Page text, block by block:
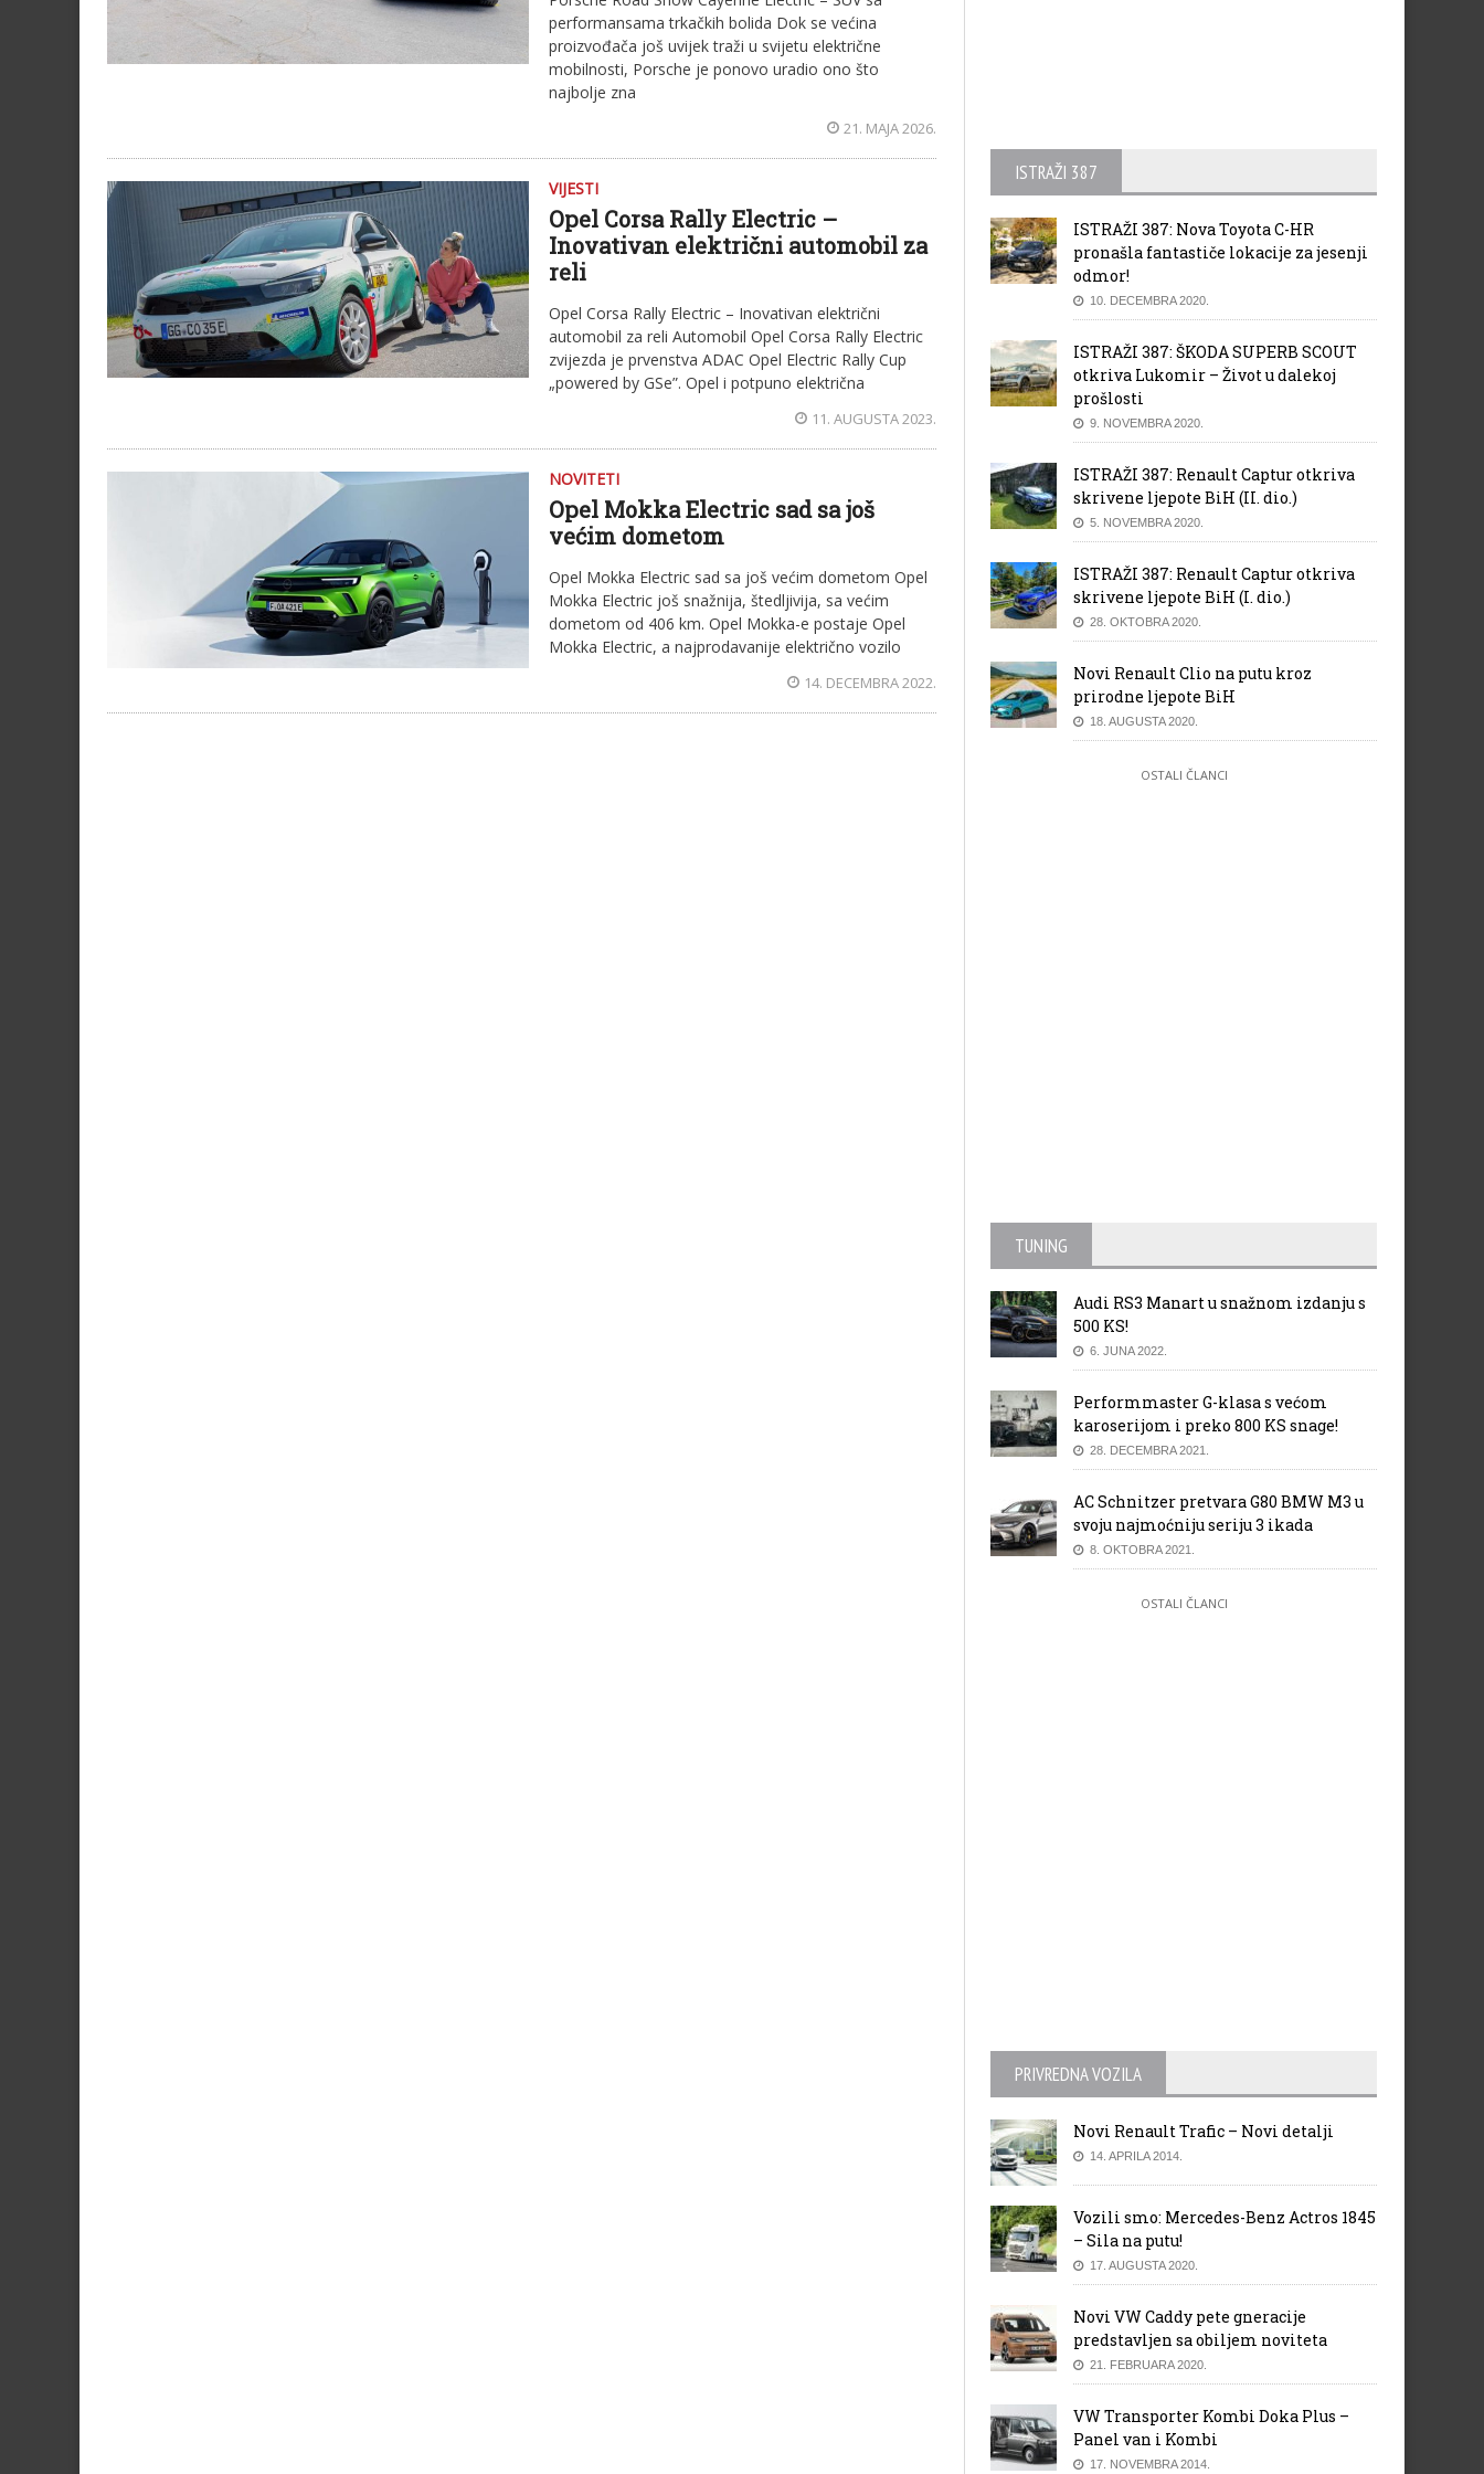
performansama trkačkih bolida Dok se većina
proizvođača još uvijek traži u svijetu električne
mobilnosti, Porsche je ponovo uradio ono što
najbolje zna
21. MAJA 2026.
VIJESTI
Opel Corsa Rally Electric –
Inovativan električni automobil za
reli
Opel Corsa Rally Electric – Inovativan električni
automobil za reli Automobil Opel Corsa Rally Electric
zvijezda je prvenstva ADAC Opel Electric Rally Cup
„powered by GSe”. Opel i potpuno električna
11. AUGUSTA 2023.
NOVITETI
Opel Mokka Electric sad sa još
većim dometom
Opel Mokka Electric sad sa još većim dometom Opel
Mokka Electric još snažnija, štedljivija, sa većim
dometom od 406 km. Opel Mokka-e postaje Opel
Mokka Electric, a najprodavanije električno vozilo
14. DECEMBRA 2022.
ISTRAŽI 387
ISTRAŽI 387: Nova Toyota C-HR
pronašla fantastiče lokacije za jesenji
odmor!
10. DECEMBRA 2020.
ISTRAŽI 387: ŠKODA SUPERB SCOUT
otkriva Lukomir – Život u dalekoj
prošlosti
9. NOVEMBRA 2020.
ISTRAŽI 387: Renault Captur otkriva
skrivene ljepote BiH (II. dio.)
5. NOVEMBRA 2020.
ISTRAŽI 387: Renault Captur otkriva
skrivene ljepote BiH (I. dio.)
28. OKTOBRA 2020.
Novi Renault Clio na putu kroz
prirodne ljepote BiH
18. AUGUSTA 2020.
OSTALI ČLANCI
TUNING
Audi RS3 Manart u snažnom izdanju s
500 KS!
6. JUNA 2022.
Performmaster G-klasa s većom
karoserijom i preko 800 KS snage!
28. DECEMBRA 2021.
AC Schnitzer pretvara G80 BMW M3 u
svoju najmoćniju seriju 3 ikada
8. OKTOBRA 2021.
OSTALI ČLANCI
PRIVREDNA VOZILA
Novi Renault Trafic – Novi detalji
14. APRILA 2014.
Vozili smo: Mercedes-Benz Actros 1845
– Sila na putu!
17. AUGUSTA 2020.
Novi VW Caddy pete gneracije
predstavljen sa obiljem noviteta
21. FEBRUARA 2020.
VW Transporter Kombi Doka Plus –
Panel van i Kombi
17. NOVEMBRA 2014.